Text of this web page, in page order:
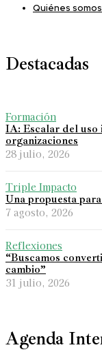
Quiénes somos
Destacadas
Formación
IA: Escalar del uso
organizaciones
28 julio, 2026
Triple Impacto
Una propuesta
7 agosto, 2026
Reflexiones
“Buscamos
cambio”
31 julio, 2026
Agenda